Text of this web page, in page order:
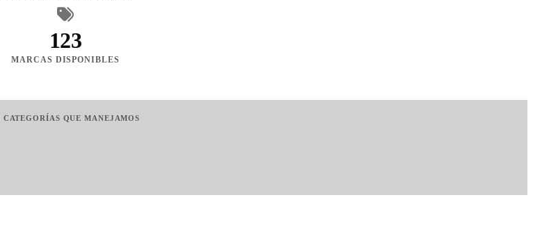
123
MARCAS DISPONIBLES
CATEGORÍAS QUE MANEJAMOS